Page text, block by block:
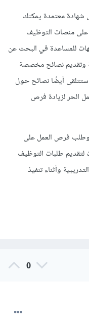
شهادة معتمدة يمكنك
على منصات التوظيف
للمساعدة في البحث عن
وتقديم نصائح مخصصة
ستتلقى أيضًا نصائح حول
الحر لزيادة فرص
فرص العمل على
لتقديم طلبات التوظيف
وأثناء تنفيذ
0